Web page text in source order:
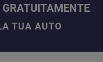
TUA AUTO